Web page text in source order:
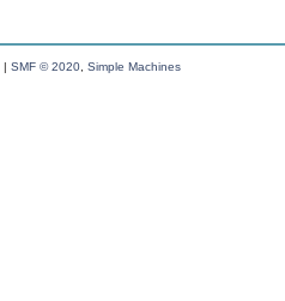
| SMF © 2020 Simple Machines